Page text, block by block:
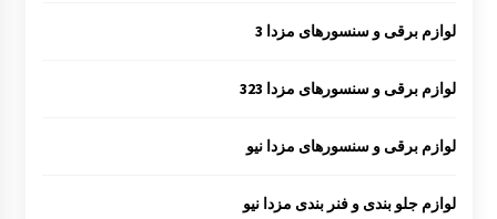
لوازم برقی و سنسورهای مزدا 3
لوازم برقی و سنسورهای مزدا 323
لوازم برقی و سنسورهای مزدا نیو
لوازم جلو بندی و فنر بندی مزدا نیو